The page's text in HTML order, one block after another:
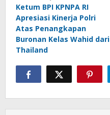
navigation
Ketum BPI KPNPA RI
Apresiasi Kinerja Polri
Atas Penangkapan
Buronan Kelas Wahid dari
Thailand